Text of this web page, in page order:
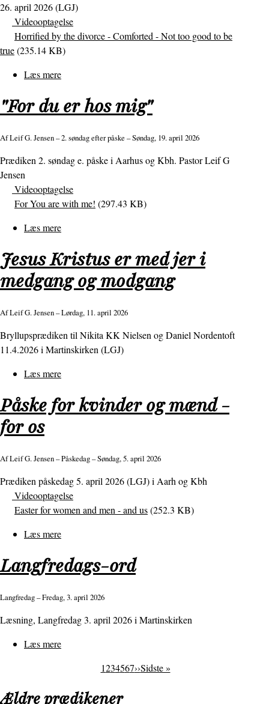
ham
26. april 2026 (LGJ)
Videooptagelse
Horrified by the divorce - Comforted - Not too good to be
true(235.14 KB)
Læs mere
over
skilsmissen,
for
til
at
"For du er hos mig"
AfLeif G. Jensen– 2. søndag efter påske – Søndag, 19. april 2026
Prædiken 2. søndag e. påske i Aarhus og Kbh. Pastor Leif G
Jensen
Videooptagelse
For You are with me! (297.43 KB)
Læs mere
du
er
hos
Jesus Kristus er med jer i
medgang og modgang
AfLeif G. Jensen– Lørdag, 11. april 2026
Bryllupsprædiken til Nikita KK Nielsen og Daniel Nordentoft
11.4.2026 i Martinskirken (LGJ)
Læs mere
Kristus
er
i
og
modgang
Påske for kvinder og mænd -
for os
AfLeif G. Jensen– Påskedag – Søndag, 5. april 2026
Prædiken påskedag 5. april 2026 (LGJ) i Aarh og Kbh
Videooptagelse
Easter for women and men - and us(252.3 KB)
Læs mere
for
kvinder
mænd
-
Langfredags-ord
Langfredag – Fredag, 3. april 2026
Læsning, Langfredag 3. april 2026 i Martinskirken
Læs mere
Side
1Side
2Side
3Side
4Side
5Side
6Side
7Next
››Sidste
Sidste »
Ældre prædikener